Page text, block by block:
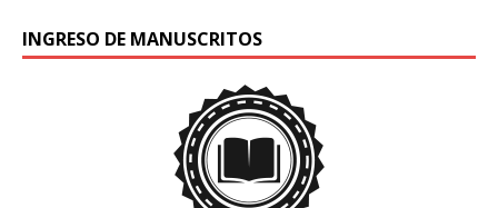
INGRESO DE MANUSCRITOS